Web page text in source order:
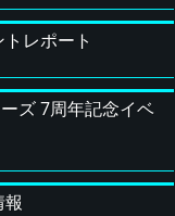
レポート
ズ 7周年記念イベ